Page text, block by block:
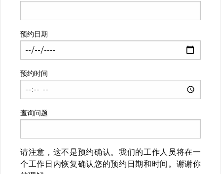
预约日期
预约时间
查询问题
请注意，这不是预约确认。我们的工作人员将在一
个工作日内恢复确认您的预约日期和时间。谢谢你